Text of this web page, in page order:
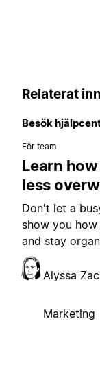
Relaterat
Besök
För team
Learn
less
Don't let a
show you
and stay
Alyssa
Marketing